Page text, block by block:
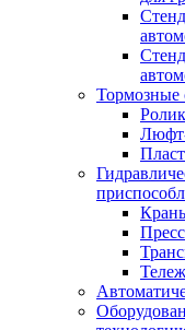
Тормозные